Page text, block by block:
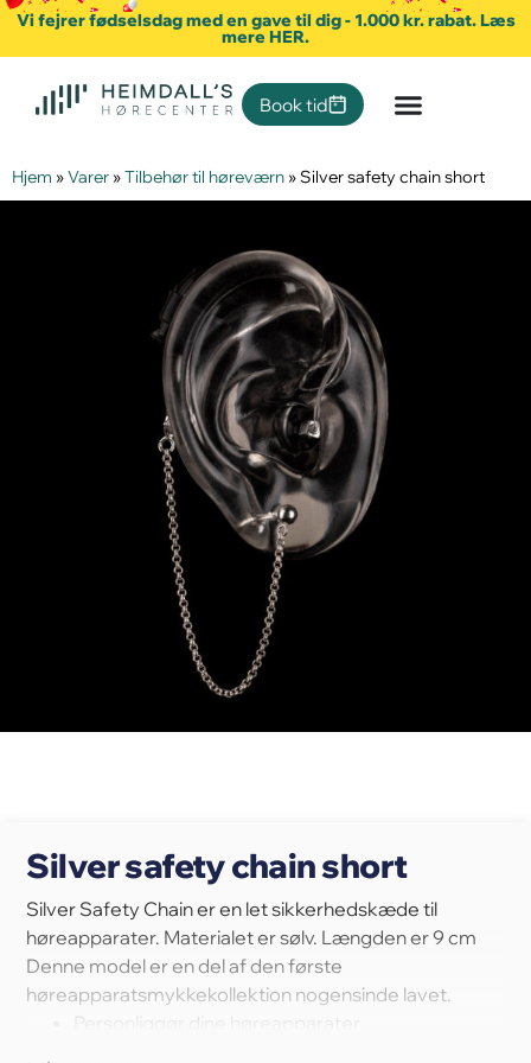
Vi fejrer fødselsdag med en gave til dig - 1.000 kr. rabat. Læs
mere HER.
Book tid
Hjem »Varer »Tilbehør til høreværn »Silver safety chain short
Silver safety chain short
Silver Safety Chain er en let sikkerhedskæde til
høreapparater. Materialet er sølv. Længden er 9 cm
Denne model er en del af den første
høreapparatsmykkekollektion nogensinde lavet.
Personliggør dine høreapparater